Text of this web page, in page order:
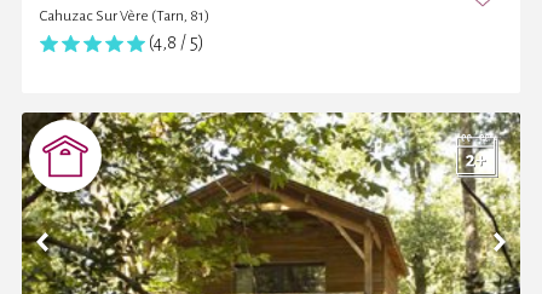
Cahuzac Sur Vère (Tarn, 81)
(4,8 / 5)